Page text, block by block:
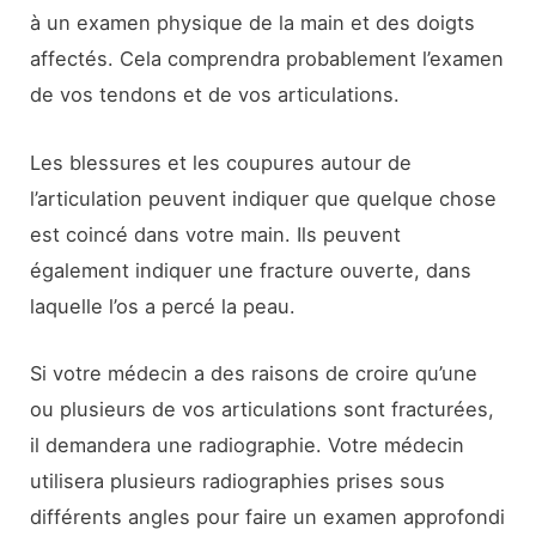
à un examen physique de la main et des doigts
affectés. Cela comprendra probablement l’examen
de vos tendons et de vos articulations.
Les blessures et les coupures autour de
l’articulation peuvent indiquer que quelque chose
est coincé dans votre main. Ils peuvent
également indiquer une fracture ouverte, dans
laquelle l’os a percé la peau.
Si votre médecin a des raisons de croire qu’une
ou plusieurs de vos articulations sont fracturées,
il demandera une radiographie. Votre médecin
utilisera plusieurs radiographies prises sous
différents angles pour faire un examen approfondi